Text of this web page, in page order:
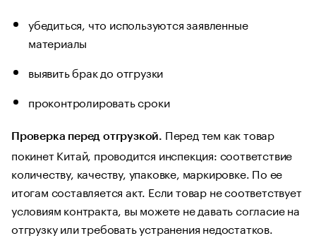
убедиться, что используются заявленные
материалы
выявить брак до отгрузки
проконтролировать сроки
Проверка перед отгрузкой. Перед тем как товар
покинет Китай, проводится инспекция: соответствие
количеству, качеству, упаковке, маркировке. По ее
итогам составляется акт. Если товар не соответствует
условиям контракта, вы можете не давать согласие на
отгрузку или требовать устранения недостатков.